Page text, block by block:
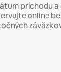
príchodu
online